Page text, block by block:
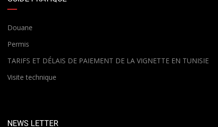
Douane
Permis
TARIFS ET DÉLAIS DE PAIEMENT DE LA VIGNETTE EN TUNISIE
Visite technique
NEWS LETTER